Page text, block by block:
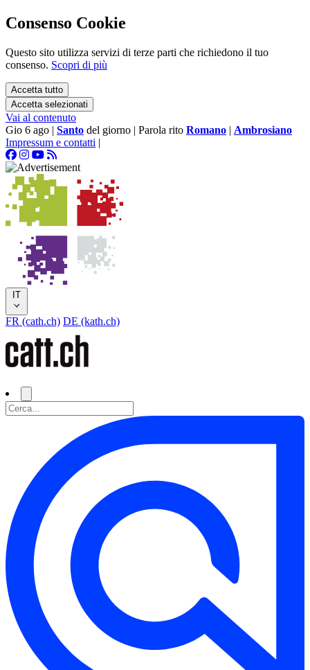
Consenso Cookie
Questo sito utilizza servizi di terze parti che richiedono il tuo
consenso. Scopri di più
Accetta tutto
Accetta selezionati
Vai al contenuto
Gio 6 ago | Santo del giorno | Parola rito Romano | Ambrosiano
Impressum e contatti |
IT
FR (cath.ch) DE (kath.ch)